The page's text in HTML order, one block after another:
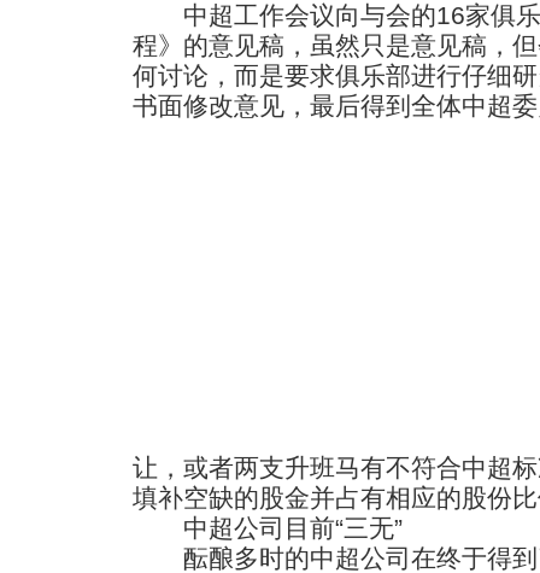
中超工作会议向与会的16家俱乐
程》的意见稿，虽然只是意见稿，
何讨论，而是要求俱乐部进行仔细
书面修改意见，最后得到全体中超
让，或者两支升班马有不符合中超
填补空缺的股金并占有相应的股份
中超公司目前“三无”
酝酿多时的中超公司在终于得到